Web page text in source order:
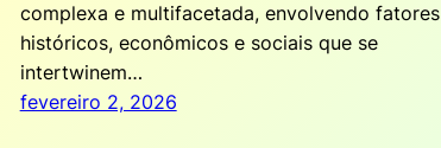
complexa e multifacetada, envolvendo fatores
históricos, econômicos e sociais que se
intertwinem…
fevereiro 2, 2026